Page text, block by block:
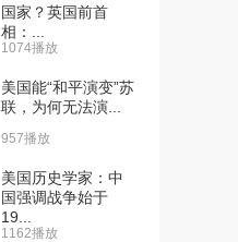
国家？英国前首
相：...
1074播放
美国能“和平演变”苏
联，为何无法演...
957播放
美国历史学家：中
国强调战争始于
19...
1162播放